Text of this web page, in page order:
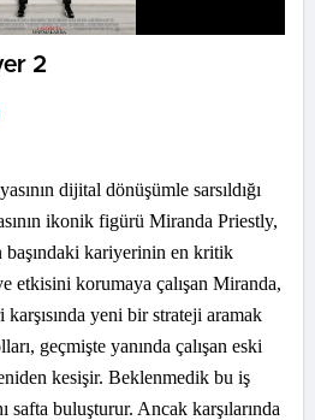
2
dijital dönüşümle sarsıldığı
ikonik figürü Miranda Priestly,
kariyerinin en kritik
etkisini korumaya çalışan Miranda,
yeni bir strateji aramak
geçmişte yanında çalışan eski
kesişir. Beklenmedik bu iş
buluşturur. Ancak karşılarında